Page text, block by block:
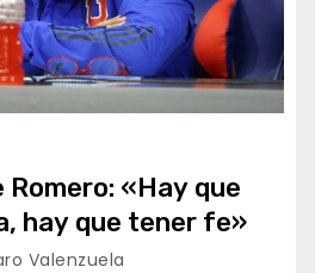
«Hay que
hay que tener fe»
Valenzuela